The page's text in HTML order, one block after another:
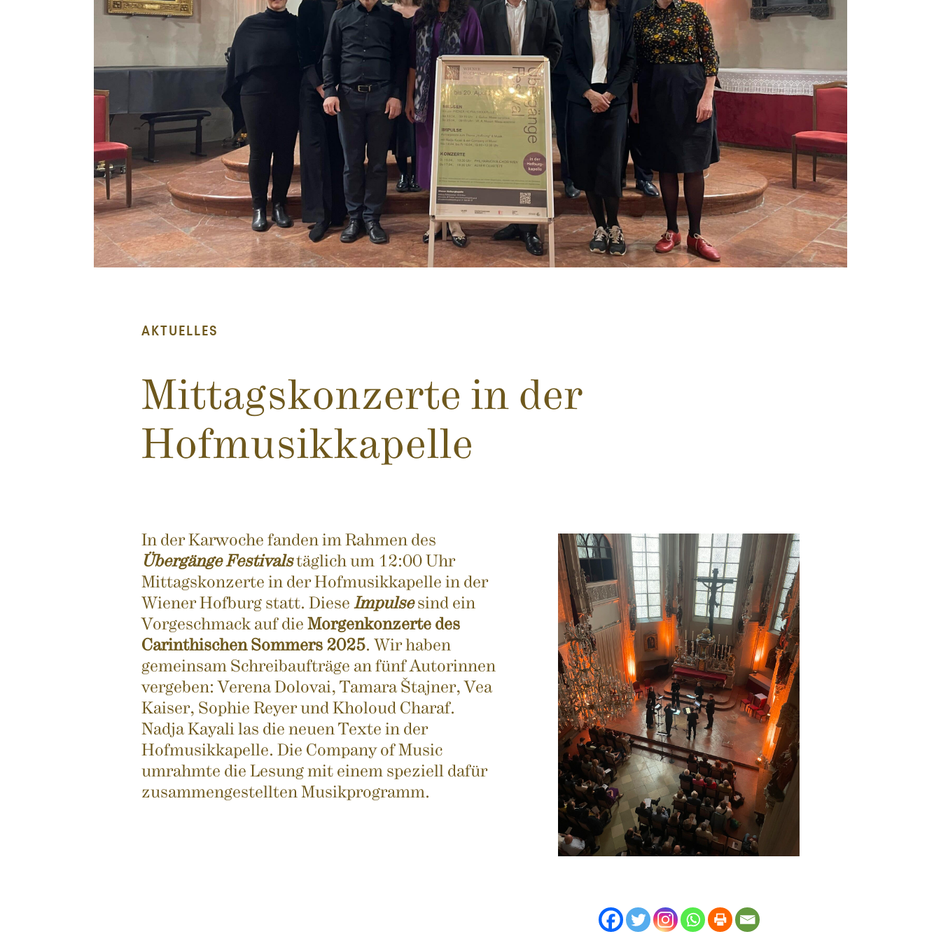
AKTUELLES
Mittagskonzerte in der
Hofmusikkapelle
In der Karwoche fanden im Rahmen des
Übergänge Festivalstäglich um 12:00 Uhr
Mittagskonzerte in der Hofmusikkapelle in der
Wiener Hofburg statt. Diese Impulse sind ein
Vorgeschmack auf die Morgenkonzerte des
Carinthischen Sommers 2025. Wir haben
gemeinsam Schreibaufträge an fünf Autorinnen
vergeben: Verena Dolovai, Tamara Štajner, Vea
Kaiser, Sophie Reyer und Kholoud Charaf.
Nadja Kayali las die neuen Texte in der
Hofmusikkapelle. Die Company of Music
umrahmte die Lesung mit einem speziell dafür
zusammengestellten Musikprogramm.